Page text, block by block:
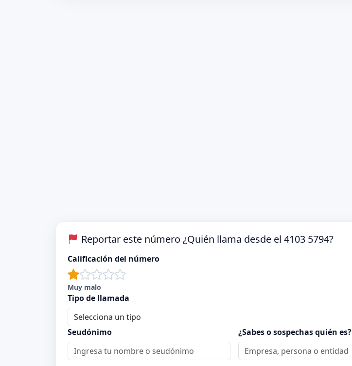
Reportar este número ¿Quién llama desde el 4103 5794?
Calificación del número
Muy malo
Tipo de llamada
Seudónimo ¿Sabes o sospechas quién es?